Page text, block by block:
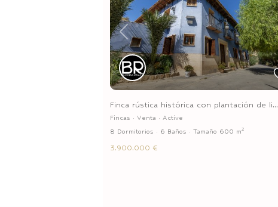
Previous
Finca rústica histórica con plantación de li...
Fincas · Venta · Active
8 Dormitorios · 6 Baños · Tamaño 600 m2
3.900.000 €